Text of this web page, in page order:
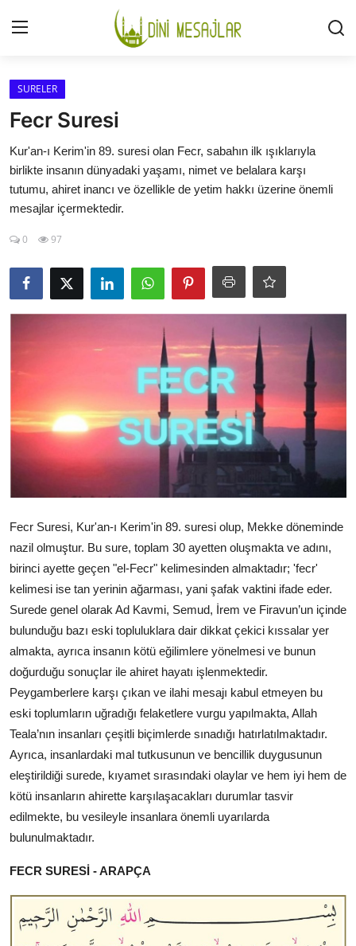
Giriş
GÜNDEM
HAKKIMIZDA
SURELER
DUALAR
KİMDİR?
DİNİ MESAJLAR
KISSADAN HİSSE
DİNİ BİLGİLER
SURELER
Fecr Suresi
Kur'an-ı Kerim'in 89. suresi olan Fecr, sabahın ilk ışıklarıyla
birlikte insanın dünyadaki yaşamı, nimet ve belalara karşı
tutumu, ahiret inancı ve özellikle de yetim hakkı üzerine önemli
mesajlar içermektedir.
0 97
Fecr Suresi, Kur'an-ı Kerim'in 89. suresi olup, Mekke döneminde
nazil olmuştur. Bu sure, toplam 30 ayetten oluşmakta ve adını,
birinci ayette geçen "el-Fecr" kelimesinden almaktadır; 'fecr'
kelimesi ise tan yerinin ağarması, yani şafak vaktini ifade eder.
Surede genel olarak Ad Kavmi, Semud, İrem ve Firavun’un içinde
bulunduğu bazı eski topluluklara dair dikkat çekici kıssalar yer
almakta, ayrıca insanın kötü eğilimlere yönelmesi ve bunun
doğurduğu sonuçlar ile ahiret hayatı işlenmektedir.
Peygamberlere karşı çıkan ve ilahi mesajı kabul etmeyen bu
eski toplumların uğradığı felaketlere vurgu yapılmakta, Allah
Teala’nın insanları çeşitli biçimlerde sınadığı hatırlatılmaktadır.
Ayrıca, insanlardaki mal tutkusunun ve bencillik duygusunun
eleştirildiği surede, kıyamet sırasındaki olaylar ve hem iyi hem de
kötü insanların ahirette karşılaşacakları durumlar tasvir
edilmekte, bu vesileyle insanlara önemli uyarılarda
bulunulmaktadır.
FECR SURESİ - ARAPÇA